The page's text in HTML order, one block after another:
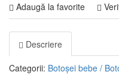
Adaugă la favorite
Descriere
Categorii: Botoșei bebe /